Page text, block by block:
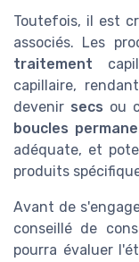
Toutefois, il est
associés. Les
traitement
capillaire,
devenir secs ou
boucles
adéquate, et
produits
Avant de
conseillé de
pourra évaluer